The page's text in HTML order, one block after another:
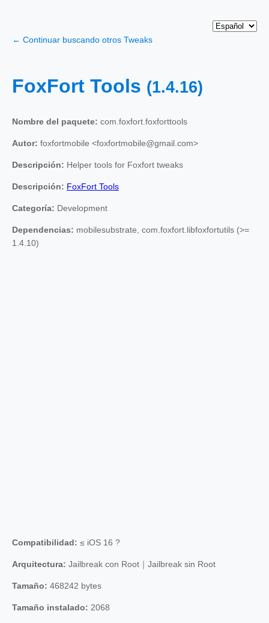
← Continuar buscando otros Tweaks
FoxFort Tools (1.4.16)
Nombre del paquete: com.foxfort.foxforttools
Autor: foxfortmobile <foxfortmobile@gmail.com>
Descripción: Helper tools for Foxfort tweaks
Descripción: FoxFort Tools
Categoría: Development
Dependencias: mobilesubstrate, com.foxfort.libfoxfortutils (>=
1.4.10)
Compatibilidad: ≤ iOS 16 ?
Arquitectura: Jailbreak con Root｜Jailbreak sin Root
Tamaño: 468242 bytes
Tamaño instalado: 2068